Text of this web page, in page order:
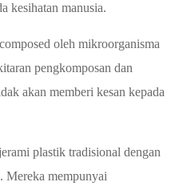
kesihatan manusia.
oleh mikroorganisma
pengkomposan dan
akan memberi kesan kepada
plastik tradisional dengan
Mereka mempunyai